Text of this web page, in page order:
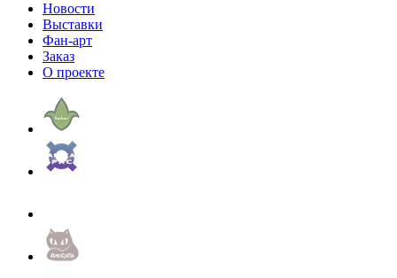
Новости
Выставки
Фан-арт
Заказ
О проекте